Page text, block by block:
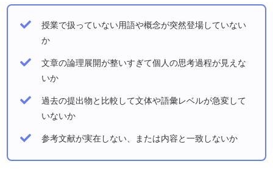
授業で扱っていない用語や概念が突然登場していない
か
文章の論理展開が整いすぎて個人の思考過程が見えな
いか
過去の提出物と比較して文体や語彙レベルが急変して
いないか
参考文献が実在しない、または内容と一致しないか